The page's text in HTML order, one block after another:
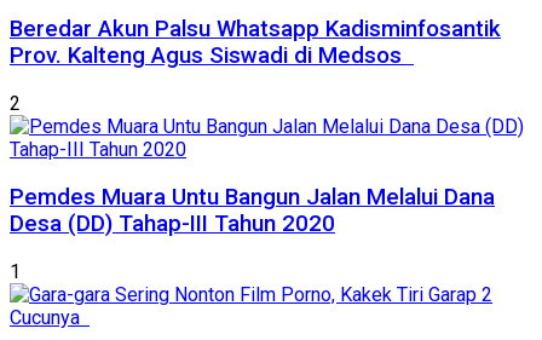
Beredar Akun Palsu Whatsapp Kadisminfosantik
Prov. Kalteng Agus Siswadi di Medsos
2
Pemdes Muara Untu Bangun Jalan Melalui Dana
Desa (DD) Tahap-III Tahun 2020
1